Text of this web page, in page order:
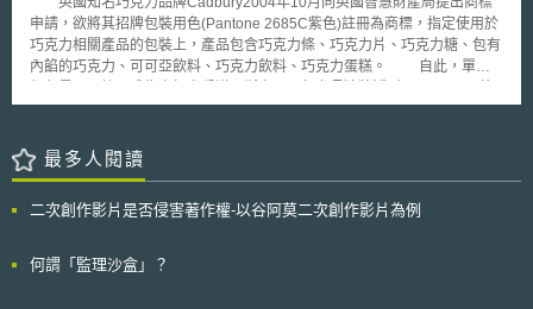
者須於生產前依據TSCA section 5(a)(2)規範中之SNURs規定通報EFA，使
得EFA於生產前仍有再次檢驗該系爭化學物質的機會。 這一次，EPA以
制訂SNURs之方式，要求所有製造、輸入、加工該項化學物質者，有義務
通報任何與原同意命令所定條款不同的使用活動。這樣的規範變動，預計將
對奈米材料的製造及運用活動造成不小的影響。
之不確定性觀點。 (5) 公共衛生需求的程度。 (6) 依據臨床證據可支持上市
前之可行性。 (7) 能夠減少或解決醫療器械的上市後利益-風險留下之不確定
性。 (8) 上市後緩解措施的有效性。 (9) 建立決策類型。(如上市前核准
（PMA）和人道用途器材免除（HDE）的核准標準不同。) (10) 對於早期患
申請，欲將其招牌包裝用色(Pantone 2685C紫色)註冊為商標，指定使用於
巧克力相關產品的包裝上，產品包含巧克力條、巧克力片、巧克力糖、包有
內餡的巧克力、可可亞飲料、巧克力飲料、巧克力蛋糕。 自此，單一
於今年4月在英國獲准將該紫色註冊成為商標。 註冊公告後Cadbury最
便有識別性被核准註冊，其被賦予的商標權範圍亦過寬大(該紫色註冊商標
指定使用之產品種類眾多)。 此顏色商標註冊爭議戰火持續燃燒，直至
色能做為商標保護標的，只要商標申請人明確定義清楚顏色色號(Pantone
應特別注意，僅限於使用該顏色時具有識別性之特定產品或服務上。
最多人閱讀
二次創作影片是否侵害著作權-以谷阿莫二次創作影片為例
何謂「監理沙盒」？